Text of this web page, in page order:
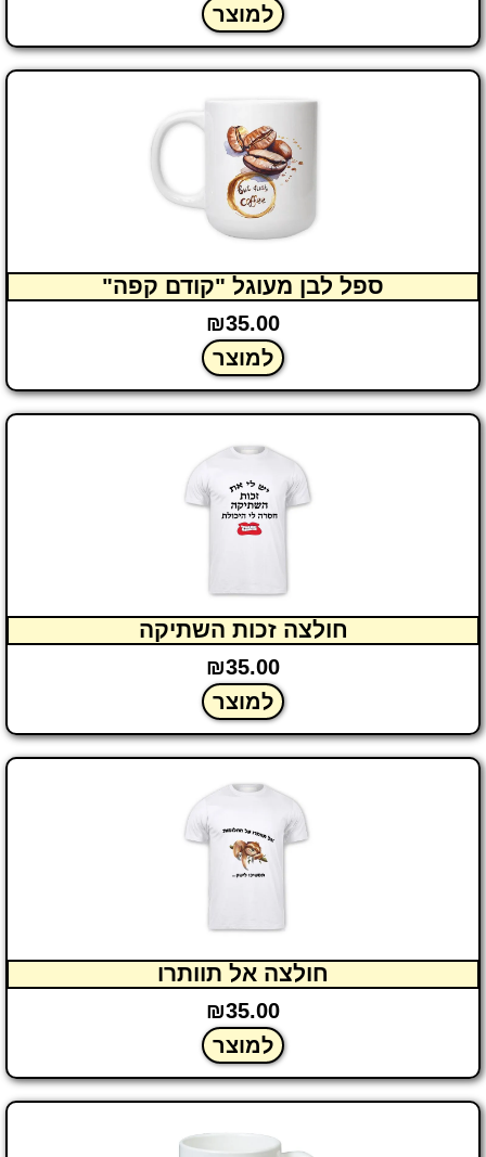
למוצר
ספל לבן מעוגל "קודם קפה"
₪35.00
למוצר
חולצה זכות השתיקה
₪35.00
למוצר
חולצה אל תוותרו
₪35.00
למוצר